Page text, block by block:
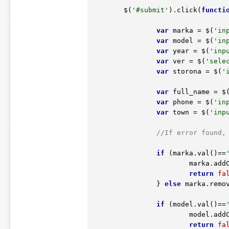
	$(
'#submit' ).click(
var marka = $(
var model = $(
var year = $(
var ver = $(
var storona = $(
var full_name =
var phone = $(
var town = $(
//If error found,
if (marka.val()==
return
		}
else
if (model.val()==
return